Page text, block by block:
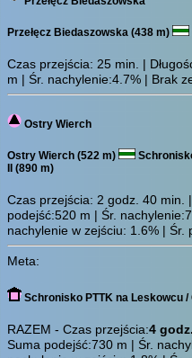
Przełęcz Biedaszowska (438 m)
Czas przejścia: 25 min. |
m | Śr. nachylenie:4.7% | Brak
Ostry Wierch
Ostry Wierch (522 m)
II (890 m)
Czas przejścia: 2 godz. 40 min.
podejść:520 m | Śr.
nachylenie w zejściu: 1.6% | Śr.
Meta:
Schronisko PTTK na Leskowcu /
RAZEM - Czas przejścia:4
Suma podejść:730 m | Śr.